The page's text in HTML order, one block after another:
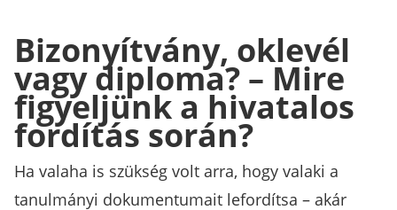
Bizonyítvány, oklevél
vagy diploma? – Mire
figyeljünk a hivatalos
fordítás során?
Ha valaha is szükség volt arra, hogy valaki a
tanulmányi dokumentumait lefordítsa – akár